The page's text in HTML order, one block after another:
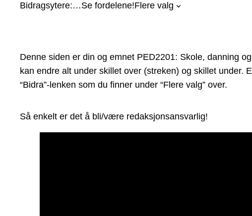
Bidragsytere:…Se fordelene!Flere valg
Denne siden er din og emnet PED2201: Skole, danning
kan endre alt under skillet over (streken) og skillet under.
“Bidra”-lenken som du finner under “Flere valg” over.
Så enkelt er det å bli/være redaksjonsansvarlig!